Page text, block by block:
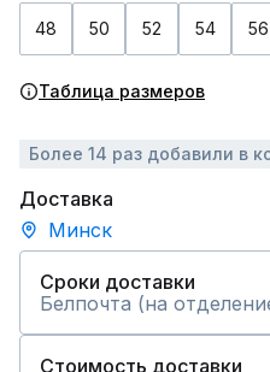
48 50 52 54 56
Таблица размеров
Более 14 раз добавили в
Доставка
Минск
Сроки доставки
Белпочта (на
Стоимость доставки